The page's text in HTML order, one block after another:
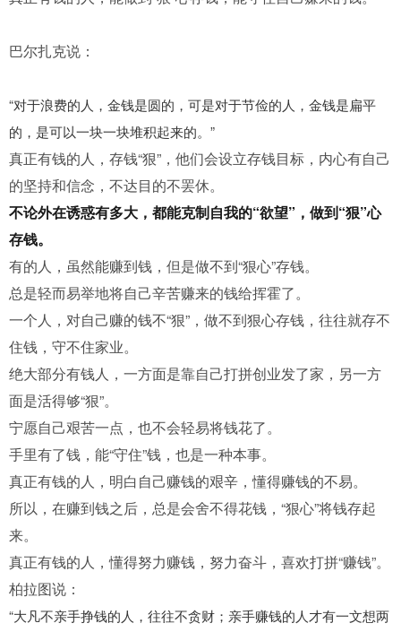
巴尔扎克说：
“对于浪费的人，金钱是圆的，可是对于节俭的人，金钱是扁平
的，是可以一块一块堆积起来的。”
真正有钱的人，存钱“狠”，他们会设立存钱目标，内心有自己
的坚持和信念，不达目的不罢休。
不论外在诱惑有多大，都能克制自我的“欲望”，做到“狠”心
存钱。
有的人，虽然能赚到钱，但是做不到“狠心”存钱。
总是轻而易举地将自己辛苦赚来的钱给挥霍了。
一个人，对自己赚的钱不“狠”，做不到狠心存钱，往往就存不
住钱，守不住家业。
绝大部分有钱人，一方面是靠自己打拼创业发了家，另一方
面是活得够“狠”。
宁愿自己艰苦一点，也不会轻易将钱花了。
手里有了钱，能“守住”钱，也是一种本事。
真正有钱的人，明白自己赚钱的艰辛，懂得赚钱的不易。
所以，在赚到钱之后，总是会舍不得花钱，“狠心”将钱存起
来。
真正有钱的人，懂得努力赚钱，努力奋斗，喜欢打拼“赚钱”。
柏拉图说：
“大凡不亲手挣钱的人，往往不贪财；亲手赚钱的人才有一文想两